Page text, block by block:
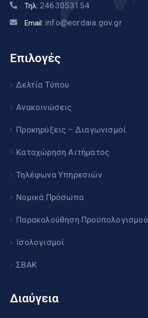
Τηλ: 2463053154
Email: info@eordaia.gov.gr
Επιλογές
Δελτία Τύπου
Ανακοινώσεις
Προκηρύξεις – Διαγωνισμοί
Καταχώρηση Αιτήματος
Τηλέφωνα Υπηρεσιών
Νομικά Πρόσωπα
Παρακολούθηση Προϋπολογισμού
Ισολογισμοί
ΣΒΑΚ
Διαύγεια